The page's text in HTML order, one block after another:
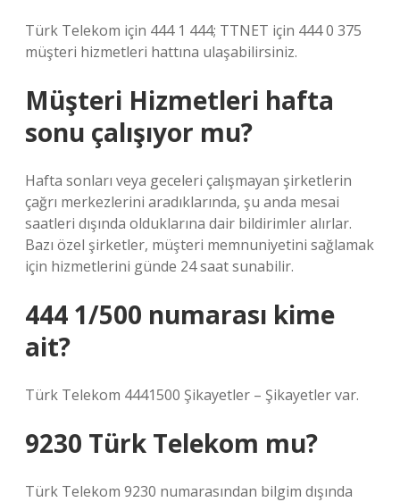
Türk Telekom için 444 1 444; TTNET için 444 0 375
müşteri hizmetleri hattına ulaşabilirsiniz.
Müşteri Hizmetleri hafta
sonu çalışıyor mu?
Hafta sonları veya geceleri çalışmayan şirketlerin
çağrı merkezlerini aradıklarında, şu anda mesai
saatleri dışında olduklarına dair bildirimler alırlar.
Bazı özel şirketler, müşteri memnuniyetini sağlamak
için hizmetlerini günde 24 saat sunabilir.
444 1/500 numarası kime
ait?
Türk Telekom 4441500 Şikayetler – Şikayetler var.
9230 Türk Telekom mu?
Türk Telekom 9230 numarasından bilgim dışında